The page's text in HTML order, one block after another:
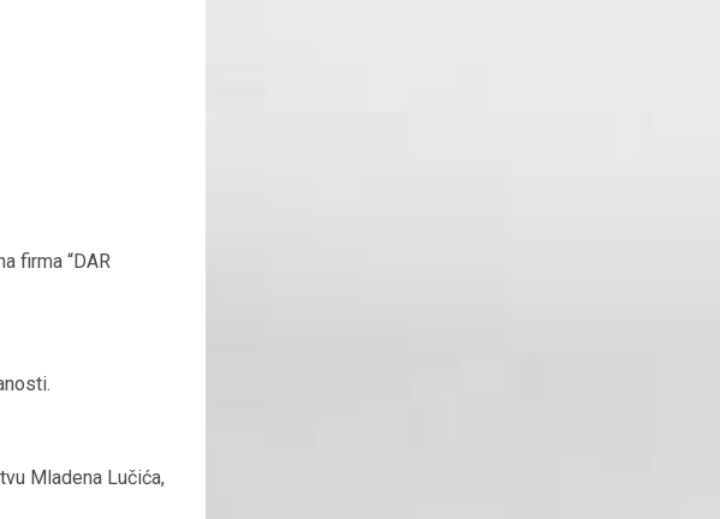
firma “DAR
Mladena Lučića,